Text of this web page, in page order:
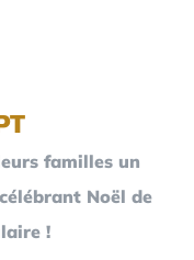
familles un
Noël de
!